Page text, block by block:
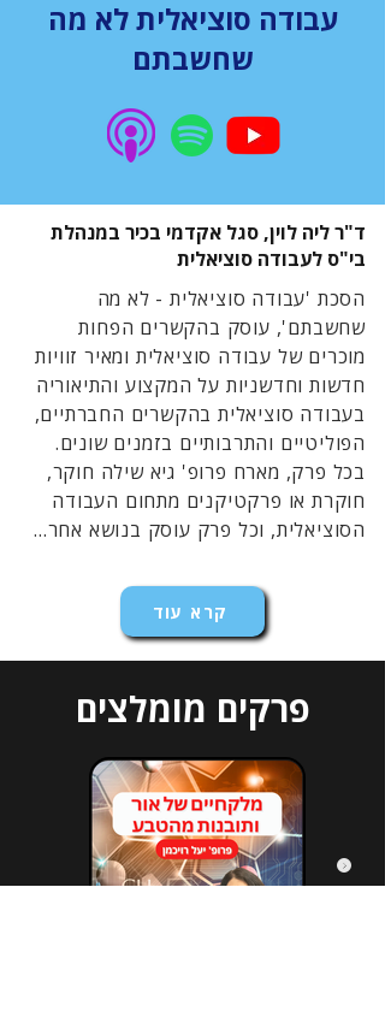
עבודה סוציאלית לא מה
שחשבתם
ד"ר ליה לוין, סגל אקדמי בכיר במנהלת
בי"ס לעבודה סוציאלית
הסכת 'עבודה סוציאלית - לא מה
שחשבתם', עוסק בהקשרים הפחות
מוכרים של עבודה סוציאלית ומאיר זוויות
חדשות וחדשניות על המקצוע והתיאוריה
בעבודה סוציאלית בהקשרים החברתיים,
הפוליטיים והתרבותיים בזמנים שונים.
בכל פרק, מארח פרופ' גיא שילה חוקר,
חוקרת או פרקטיקנים מתחום העבודה
הסוציאלית, וכל פרק עוסק בנושא אחר...
קרא עוד
פרקים מומלצים